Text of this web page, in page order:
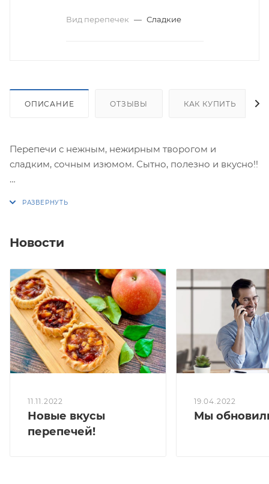
Вид перепечек — Сладкие
ОПИСАНИЕ ОТЗЫВЫ КАК КУПИТЬ
Перепечи с нежным, нежирным творогом и
сладким, сочным изюмом. Сытно, полезно и вкусно!!
*Перепечи выпекаются из бездрожжевого сдобного
теста!
255,48 кКал/100 гр
**Перечеркнутая цена является первоначальной,
без учета действующей в настоящий момент скидки
Новости
11.11.2022
Новые вкусы
перепечей!
19.04.2022
Мы